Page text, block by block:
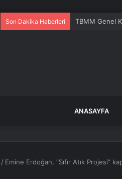
Son Dakika Haberleri TBMM Genel
ANASAYFA
/ Emine Erdoğan, “Sıfır Atık Projesi”